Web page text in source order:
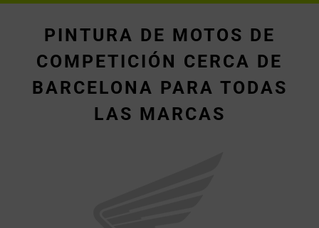
PINTURA DE MOTOS DE
COMPETICIÓN CERCA DE
BARCELONA PARA TODAS
LAS MARCAS